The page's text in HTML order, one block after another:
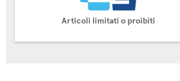
Articoli limitati o proibiti